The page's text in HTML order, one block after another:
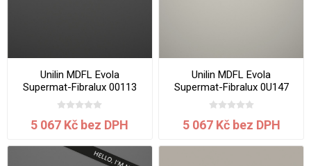
Unilin MDFL Evola
Supermat-Fibralux 00113
MST/CST Elegant Black
3050x1220x18.0 mm
5 067 Kč bez DPH
Unilin MDFL Evola
Supermat-Fibralux 0U147
MST/CST Seashell
3050x1220x18.0 mm
5 067 Kč bez DPH